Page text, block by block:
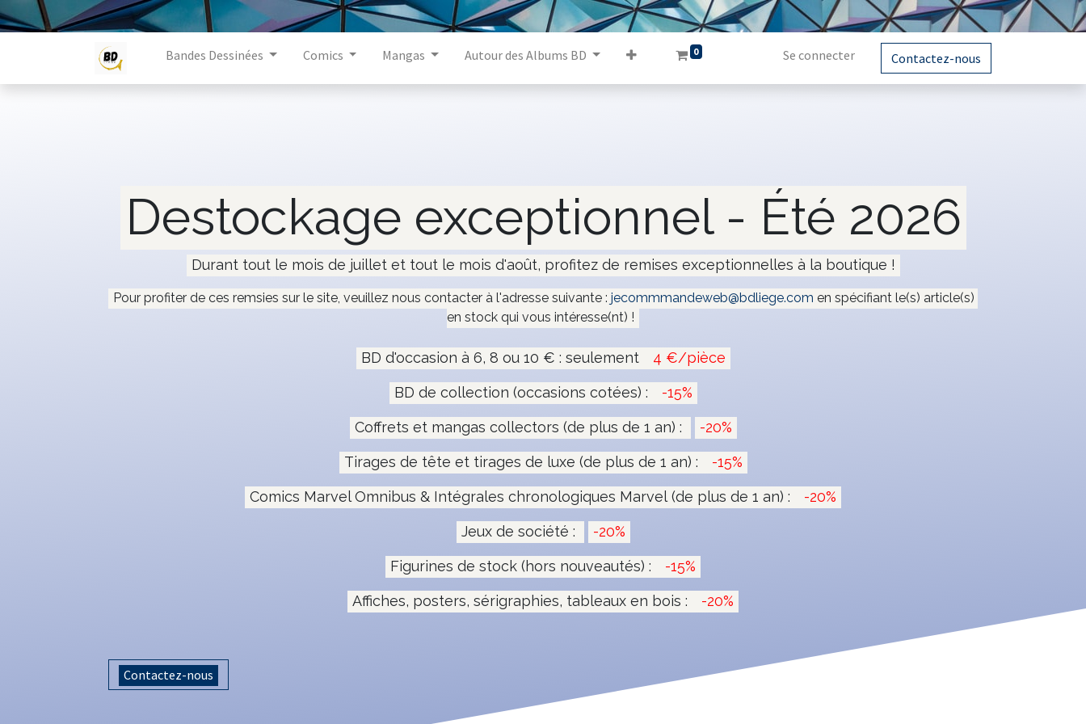
Bandes Dessinées Comics Mangas Autour des Albums BD 0 Se connecter Contactez-nous
Destockage exceptionnel - Été 2026
Durant tout le mois de juillet et tout le mois d'août, profitez de remises exceptionnelles à la boutique !
Pour profiter de ces remsies sur le site, veuillez nous contacter à l'adresse suivante : jecommmandeweb@bdliege.com en spécifiant le(s) article(s)
en stock qui vous intéresse(nt) !
BD d'occasion à 6, 8 ou 10 € : seulement 4 €/pièce
BD de collection (occasions cotées) : -15%
Coffrets et mangas collectors (de plus de 1 an) : -20%
Tirages de tête et tirages de luxe (de plus de 1 an) : -15%
Comics Marvel Omnibus & Intégrales chronologiques Marvel (de plus de 1 an) : -20%
Jeux de société : -20%
Figurines de stock (hors nouveautés) : -15%
Affiches, posters, sérigraphies, tableaux en bois : -20%
Contactez-nous